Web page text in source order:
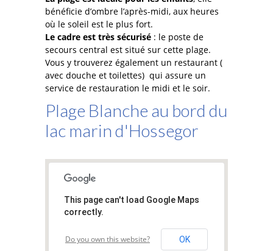
-- Les moniteurs
Parents
-- INSCRIPTION
-- Localisation
-- Horaires
-- Activités
-- Revue de Presse
Actualités
-- Actualités
-- Saison 2026
bénéficie d’ombre l’après-midi, aux heures
où le soleil est le plus fort.
Le cadre est très sécurisé : le poste de
secours central est situé sur cette plage.
Vous y trouverez également un restaurant (
avec douche et toilettes) qui assure un
service de restauration le midi et le soir.
Plage Blanche au bord du
lac marin d'Hossegor
This page can't load Google Maps
correctly.
Do you own this website? OK